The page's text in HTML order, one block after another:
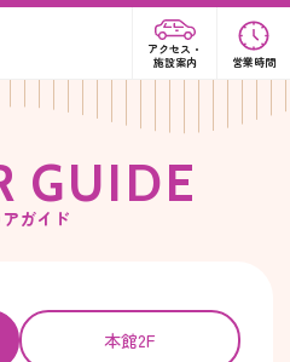
アクセス・
施設案内
営業時間
GUIDE
ガイド
本館2F